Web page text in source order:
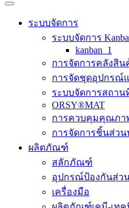
ระบบจัดการ
ระบบจัดการ
kanban_1
การจัดการคลังสิน
การจัดชุดอุปกรณ์
ระบบจัดการสถาน
ORSY®MAT
การควบคุมคุณภา
การจัดการชิ้นส่วน
ผลิตภัณฑ์
สลักภัณฑ์
อุปกรณ์ป้องกันส่ว
เครื่องมือ